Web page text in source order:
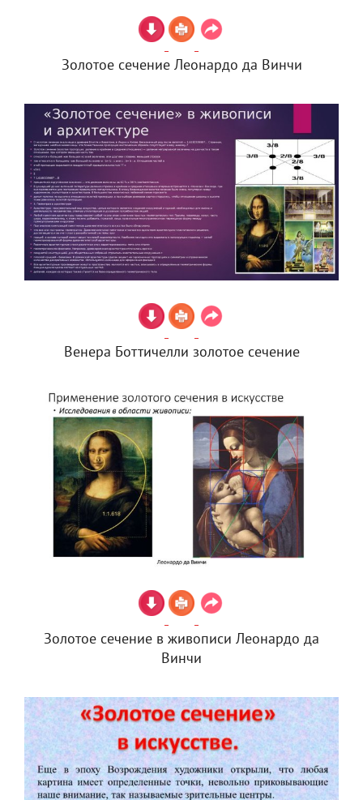
Золотое сечение Леонардо да Винчи
Венера Боттичелли золотое сечение
Золотое сечение в живописи Леонардо да
Винчи